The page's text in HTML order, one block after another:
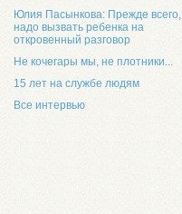
Юлия Пасынкова: Прежде всего,
надо вызвать ребенка на
откровенный разговор
Не кочегары мы, не плотники...
15 лет на службе людям
Все интервью